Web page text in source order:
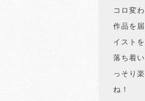
コロ変
作品を
イスト
落ち着
っそり
ね！